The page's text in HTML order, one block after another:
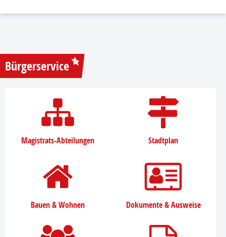
Bürgerservice
Magistrats-Abteilungen Stadtplan
Bauen & Wohnen Dokumente & Ausweise